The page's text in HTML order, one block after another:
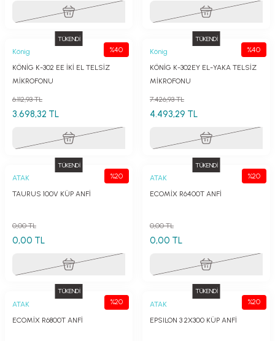
TÜKENDİ
%40
König
KÖNİG K-302 EE İKİ EL TELSİZ
MİKROFONU
3.698,32 TL
6.112,93 TL
TÜKENDİ
%40
König
KÖNİG K-302EY EL-YAKA TELSİZ
MİKROFONU
4.493,29 TL
7.426,93 TL
TÜKENDİ
%20
ATAK
TAURUS 100V KÜP ANFİ
0,00 TL
0,00 TL
TÜKENDİ
%20
ATAK
ECOMİX R6400T ANFİ
0,00 TL
0,00 TL
TÜKENDİ
%20
ATAK
ECOMİX R6800T ANFİ
TÜKENDİ
%20
ATAK
EPSILON 3 2X300 KÜP ANFİ